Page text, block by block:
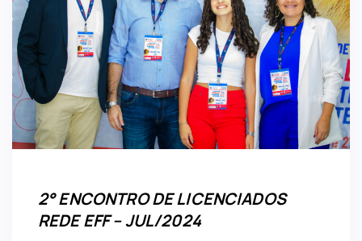
2° ENCONTRO DE LICENCIADOS
REDE EFF – JUL/2024